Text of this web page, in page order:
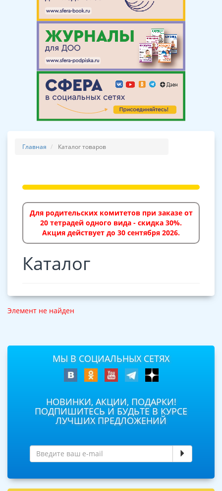
Главная Каталог товаров
Для родительских комитетов при заказе от
20 тетрадей одного вида - скидка 30%.
Акция действует до 30 сентября 2026.
Каталог
Элемент не найден
МЫ В СОЦИАЛЬНЫХ СЕТЯХ
НОВИНКИ, АКЦИИ, ПОДАРКИ!
ПОДПИШИТЕСЬ И БУДЬТЕ В КУРСЕ
ЛУЧШИХ ПРЕДЛОЖЕНИЙ